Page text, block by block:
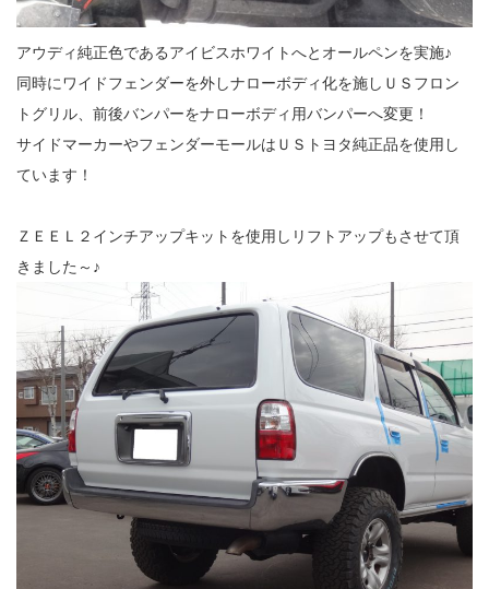
アウディ純正色であるアイビスホワイトへとオールペンを実施♪
同時にワイドフェンダーを外しナローボディ化を施しＵＳフロン
トグリル、前後バンパーをナローボディ用バンパーへ変更！
サイドマーカーやフェンダーモールはＵＳトヨタ純正品を使用し
ています！
ＺＥＥＬ２インチアップキットを使用しリフトアップもさせて頂
きました～♪